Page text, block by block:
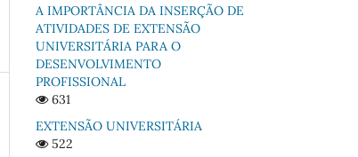
A IMPORTÂNCIA DA INSERÇÃO DE
ATIVIDADES DE EXTENSÃO
UNIVERSITÁRIA PARA O
DESENVOLVIMENTO
PROFISSIONAL
631
EXTENSÃO UNIVERSITÁRIA
522